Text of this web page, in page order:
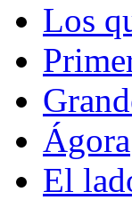
Los
Ágora
El